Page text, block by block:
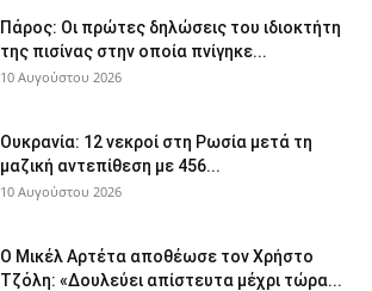
Πάρος: Οι πρώτες δηλώσεις του ιδιοκτήτη
της πισίνας στην οποία πνίγηκε...
10 Αυγούστου 2026
Ουκρανία: 12 νεκροί στη Ρωσία μετά τη
μαζική αντεπίθεση με 456...
10 Αυγούστου 2026
Ο Μικέλ Αρτέτα αποθέωσε τον Χρήστο
Τζόλη: «Δουλεύει απίστευτα μέχρι τώρα...